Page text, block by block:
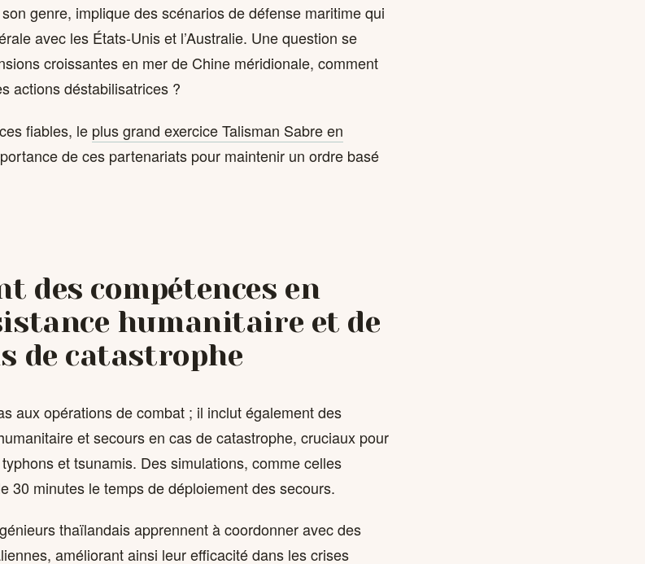
genre, implique des scénarios de défense maritime qui
avec les États-Unis et l’Australie. Une question se
croissantes en mer de Chine méridionale, comment
actions déstabilisatrices ?
fiables, le plus grand exercice Talisman Sabre en
de ces partenariats pour maintenir un ordre basé
des compétences en
humanitaire et de
de catastrophe
aux opérations de combat ; il inclut également des
et secours en cas de catastrophe, cruciaux pour
et tsunamis. Des simulations, comme celles
30 minutes le temps de déploiement des secours.
thaïlandais apprennent à coordonner avec des
améliorant ainsi leur efficacité dans les crises